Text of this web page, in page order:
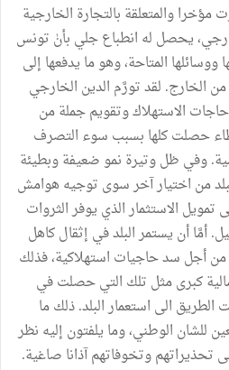
والمتعلقة بالتجارة الخارجية
يحصل له انطباع جلي بأنٰ تونس
المتاحة، وهو ما يدفعها إلى
الخارج. لقد تورَّم الدين الخارجي
الاستهلاك وتقويم جملة من
حصلت كلها بسبب سوء التصرف
وفي ظل وتيرة نمو ضعيفة وبطيئة
من اختيار آخر سوى توجيه هوامش
تمويل الاستثمار الذي يوفر الثروات
أمَّا أن يستمر البلد في إثقال كاهل
من أجل سد حاجيات استهلاكية، فذلك
كبرى مثل تلك التي حصلت في
الى استعمار البلد. ذلك ما
للشان الوطني، وما يلفتون إليه نظر
تحذيراتهم وتخوفاتهم آذانا صاغية.